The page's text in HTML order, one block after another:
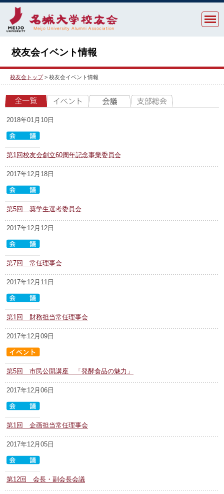
校友会イベント情報
校友会トップ > 校友会イベント情報
2018年01月10日
第1回校友会創立60周年記念事業委員会
2017年12月18日
第5回 奨学生選考委員会
2017年12月12日
第7回 常任理事会
2017年12月11日
第1回 財務担当常任理事会
2017年12月09日
第5回 市民公開講座 「発酵食品の魅力」
2017年12月06日
第1回 企画担当常任理事会
2017年12月05日
第12回 会長・副会長会議